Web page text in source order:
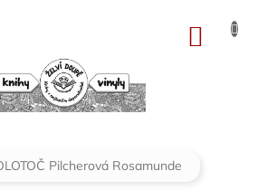
Pilcherová Rosamunde